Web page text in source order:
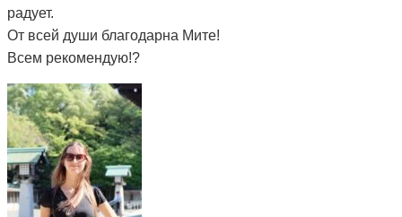
радует.
От всей души благодарна Мите!
Всем рекомендую!?